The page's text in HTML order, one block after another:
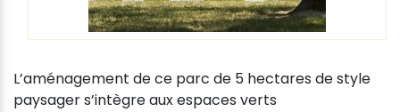
L’aménagement de ce parc de 5 hectares de style
paysager s’intègre aux espaces verts